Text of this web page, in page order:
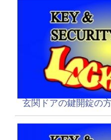
玄関ドアの鍵開錠の